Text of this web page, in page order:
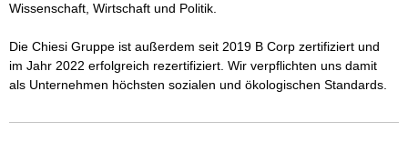
Wissenschaft, Wirtschaft und Politik.
Die Chiesi Gruppe ist außerdem seit 2019 B Corp zertifiziert und
im Jahr 2022 erfolgreich rezertifiziert. Wir verpflichten uns damit